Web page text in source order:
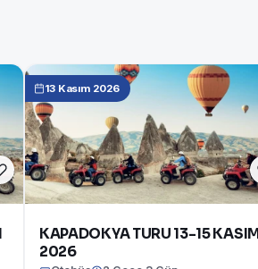
13 Kasım 2026
KAPADOKYA TURU 13-15 KASIM
2026